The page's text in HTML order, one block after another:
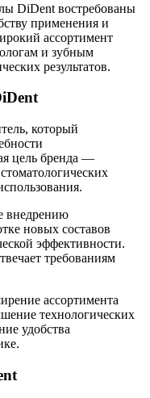
DiDent востребованы
применения и
ассортимент
и зубным
результатов.
который
цель бренда —
внедрению
новых составов
эффективности.
требованиям
ассортимента
технологических
удобства